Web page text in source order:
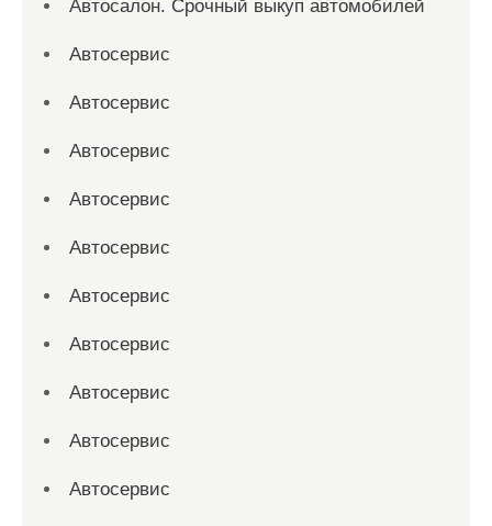
Автосалон. Срочный выкуп автомобилей
Автосервис
Автосервис
Автосервис
Автосервис
Автосервис
Автосервис
Автосервис
Автосервис
Автосервис
Автосервис